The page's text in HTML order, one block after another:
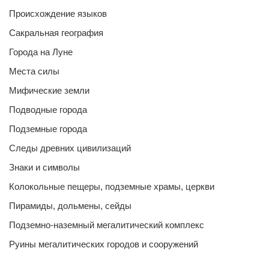
Происхождение языков
Сакральная география
Города на Луне
Места силы
Мифические земли
Подводные города
Подземные города
Следы древних цивилизаций
Знаки и символы
Колокольные пещеры, подземные храмы, церкви
Пирамиды, дольмены, сейды
Подземно-наземный мегалитический комплекс
Руины мегалитических городов и сооружений